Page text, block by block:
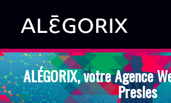
ALÉGORIX, votre Agence
Presles